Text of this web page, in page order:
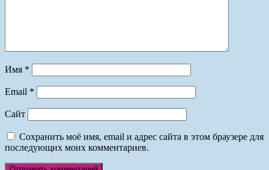
Имя *
Email *
Сайт
Сохранить моё имя, email и адрес сайта в этом браузере для
последующих моих комментариев.